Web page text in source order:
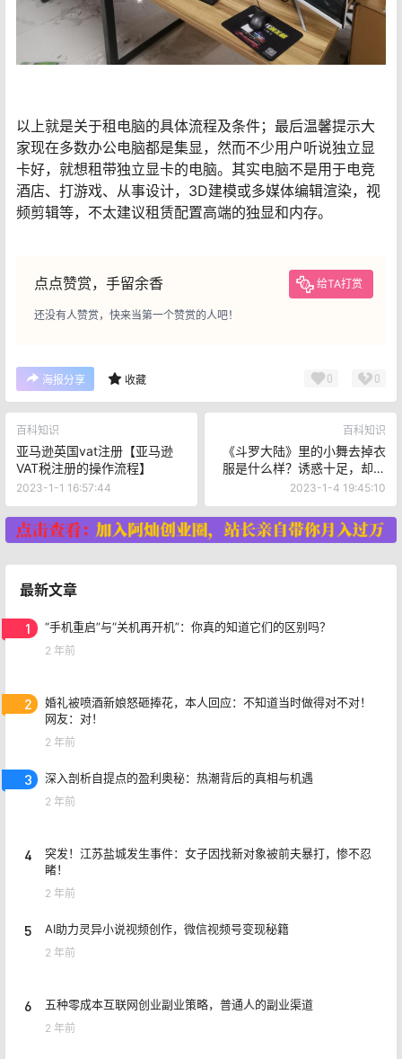
以上就是关于租电脑的具体流程及条件；最后温馨提示大
家现在多数办公电脑都是集显，然而不少用户听说独立显
卡好，就想租带独立显卡的电脑。其实电脑不是用于电竞
酒店、打游戏、从事设计，3D建模或多媒体编辑渲染，视
频剪辑等，不太建议租赁配置高端的独显和内存。
点点赞赏，手留余香 给TA打赏
还没有人赞赏，快来当第一个赞赏的人吧！
海报分享 收藏 0 0
百科知识
亚马逊英国vat注册【亚马逊
VAT税注册的操作流程】
2023-1-1 16:57:44
百科知识
《斗罗大陆》里的小舞去掉衣
服是什么样？诱惑十足，却又
**至极
2023-1-4 19:45:10
最新文章
1 “手机重启”与“关机再开机”：你真的知道它们的区别吗？
2 年前
2
婚礼被喷酒新娘怒砸捧花，本人回应：不知道当时做得对不对！
网友：对！
2 年前
3 深入剖析自提点的盈利奥秘：热潮背后的真相与机遇
2 年前
4
突发！江苏盐城发生事件：女子因找新对象被前夫暴打，惨不忍
睹！
2 年前
5 AI助力灵异小说视频创作，微信视频号变现秘籍
2 年前
6 五种零成本互联网创业副业策略，普通人的副业渠道
2 年前